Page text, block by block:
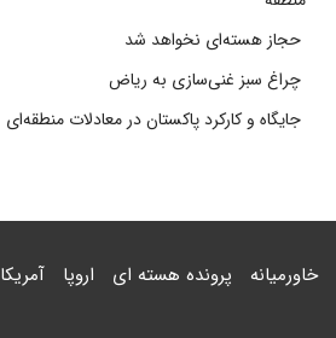
حجاز هسته‌ای نخواهد شد
چراغ سبز غنی‌سازی به ریاض
جایگاه و کارکرد پاکستان در معادلات منطقه‌ای
خاورمیانه پرونده هسته ای اروپا آمریکا